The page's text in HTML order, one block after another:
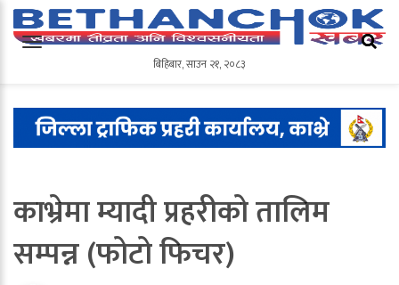
बिहिबार,साउन २१,२०८३
बिहिबार,साउन २१, २०८३
काभ्रेमा म्यादी प्रहरीको तालिम
सम्पन्न (फोटो फिचर)